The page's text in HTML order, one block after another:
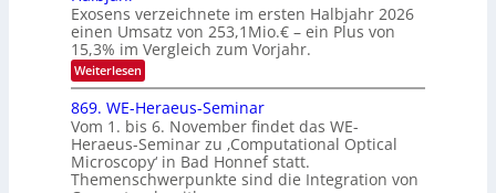
O
N
2
0
2
6
d
i
e
K
I
m
i
t
d
e
n
k
Exosens verzeichnete im ersten Halbjahr 2026
einen Umsatz von 253,1Mio.€ – ein Plus von
15,3% im Vergleich zum Vorjahr.
Weiterlesen:
E
x
o
s
e
n
s
869. WE-Heraeus-Seminar
Vom 1. bis 6. November findet das WE-
Heraeus-Seminar zu ‚Computational Optical
Microscopy‘ in Bad Honnef statt.
Themenschwerpunkte sind die Integration von